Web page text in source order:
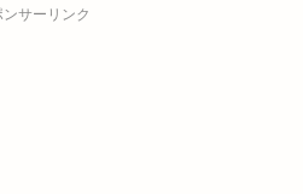
ンサーリンク